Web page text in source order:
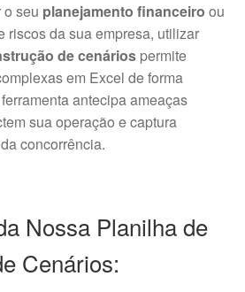
seu planejamento financeiro ou
riscos da sua empresa, utilizar
de cenáriospermite
em Excel de forma
antecipa ameaças
sua operação e captura
concorrência.
Nossa Planilha de
Cenários: